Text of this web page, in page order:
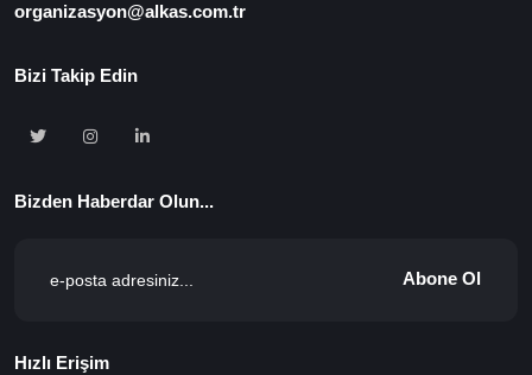
organizasyon@alkas.com.tr
Bizi Takip Edin
Bizden Haberdar Olun...
Abone Ol
Hızlı Erişim